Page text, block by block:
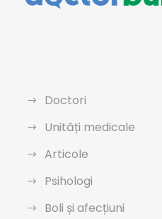
Doctori
Unități medicale
Articole
Psihologi
Boli și afecțiuni